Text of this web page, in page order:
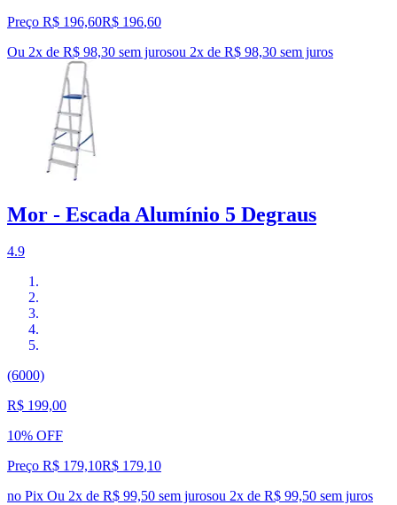
Preço R$ 196,60R$ 196,60
Ou 2x de R$ 98,30 sem jurosou 2x de R$ 98,30 sem juros
Mor - Escada Alumínio 5 Degraus
4.9
(6000)
R$ 199,00
10% OFF
Preço R$ 179,10R$ 179,10
no Pix Ou 2x de R$ 99,50 sem jurosou 2x de R$ 99,50 sem juros